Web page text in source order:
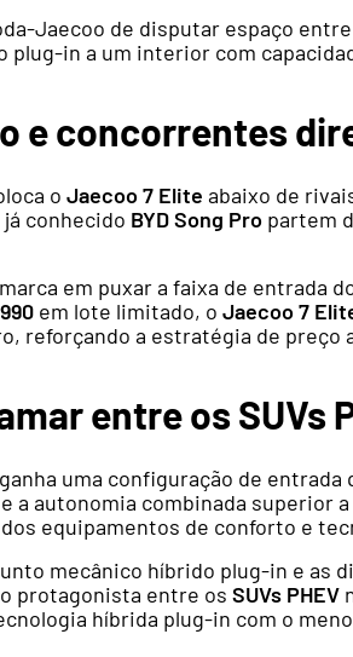
Jaecoo de disputar espaço
in a um interior com
e concorrentes
o Jaecoo 7 Elite abaixo de
já conhecido BYD Song Pro partem
em puxar a faixa de entrada
em lote limitado, o Jaecoo 7
reforçando a estratégia de preço
entre os SUVs
ganha uma configuração de
e a autonomia combinada superior a
equipamentos de conforto e
mecânico híbrido plug-in e as
protagonista entre os SUVs PHEV
híbrida plug-in com o